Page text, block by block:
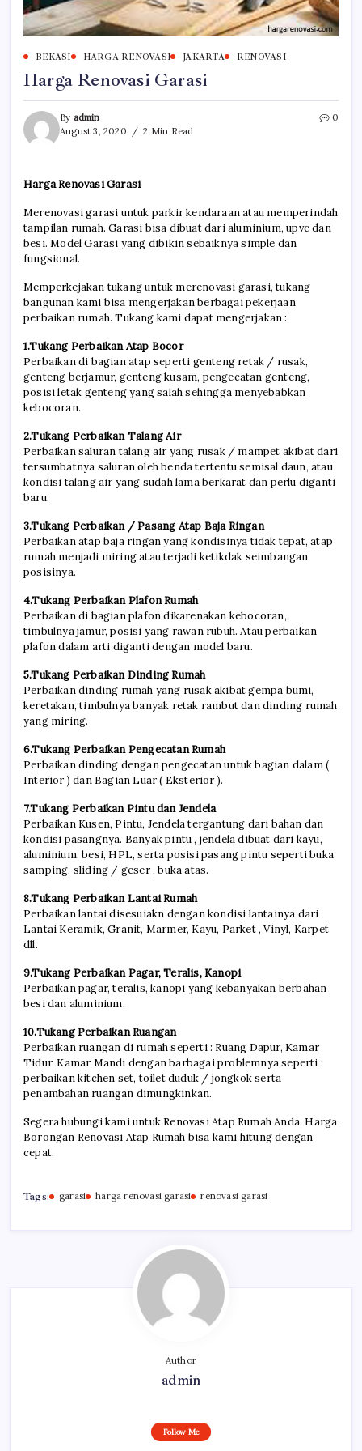
BEKASI HARGA RENOVASI JAKARTA RENOVASI
Harga Renovasi Garasi
By admin
August 3, 2020
2 Min Read
0
Harga Renovasi Garasi
Merenovasi garasi untuk parkir kendaraan atau memperindah
tampilan rumah. Garasi bisa dibuat dari aluminium, upvc dan
besi. Model Garasi yang dibikin sebaiknya simple dan
fungsional.
Memperkejakan tukang untuk merenovasi garasi, tukang
bangunan kami bisa mengerjakan berbagai pekerjaan
perbaikan rumah. Tukang kami dapat mengerjakan :
1.Tukang Perbaikan Atap Bocor
Perbaikan di bagian atap seperti genteng retak / rusak,
genteng berjamur, genteng kusam, pengecatan genteng,
posisi letak genteng yang salah sehingga menyebabkan
kebocoran.
2.Tukang Perbaikan Talang Air
Perbaikan saluran talang air yang rusak / mampet akibat dari
tersumbatnya saluran oleh benda tertentu semisal daun, atau
kondisi talang air yang sudah lama berkarat dan perlu diganti
baru.
3.Tukang Perbaikan / Pasang Atap Baja Ringan
Perbaikan atap baja ringan yang kondisinya tidak tepat, atap
rumah menjadi miring atau terjadi ketikdak seimbangan
posisinya.
4.Tukang Perbaikan Plafon Rumah
Perbaikan di bagian plafon dikarenakan kebocoran,
timbulnya jamur, posisi yang rawan rubuh. Atau perbaikan
plafon dalam arti diganti dengan model baru.
5.Tukang Perbaikan Dinding Rumah
Perbaikan dinding rumah yang rusak akibat gempa bumi,
keretakan, timbulnya banyak retak rambut dan dinding rumah
yang miring.
6.Tukang Perbaikan Pengecatan Rumah
Perbaikan dinding dengan pengecatan untuk bagian dalam (
Interior ) dan Bagian Luar ( Eksterior ).
7.Tukang Perbaikan Pintu dan Jendela
Perbaikan Kusen, Pintu, Jendela tergantung dari bahan dan
kondisi pasangnya. Banyak pintu , jendela dibuat dari kayu,
aluminium, besi, HPL, serta posisi pasang pintu seperti buka
samping, sliding / geser , buka atas.
8.Tukang Perbaikan Lantai Rumah
Perbaikan lantai disesuiakn dengan kondisi lantainya dari
Lantai Keramik, Granit, Marmer, Kayu, Parket , Vinyl, Karpet
dll.
9.Tukang Perbaikan Pagar, Teralis, Kanopi
Perbaikan pagar, teralis, kanopi yang kebanyakan berbahan
besi dan aluminium.
10.Tukang Perbaikan Ruangan
Perbaikan ruangan di rumah seperti : Ruang Dapur, Kamar
Tidur, Kamar Mandi dengan barbagai problemnya seperti :
perbaikan kitchen set, toilet duduk / jongkok serta
penambahan ruangan dimungkinkan.
Segera hubungi kami untuk Renovasi Atap Rumah Anda, Harga
Borongan Renovasi Atap Rumah bisa kami hitung dengan
cepat.
Tags: garasi harga renovasi garasi renovasi garasi
Author
admin
Follow Me